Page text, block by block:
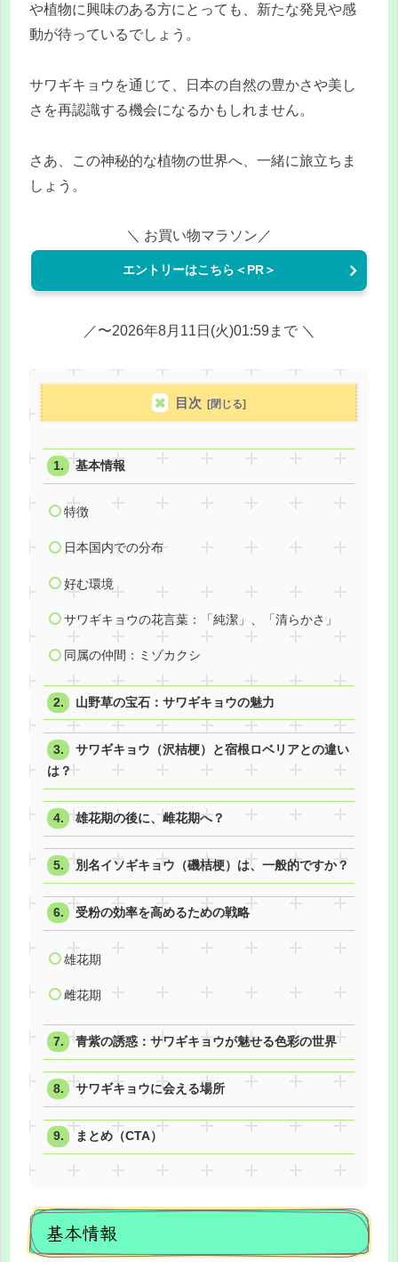
や植物に興味のある方にとっても、新たな発見や感
動が待っているでしょう。
サワギキョウを通じて、日本の自然の豊かさや美し
さを再認識する機会になるかもしれません。
さあ、この神秘的な植物の世界へ、一緒に旅立ちま
しょう。
＼ お買い物マラソン／
エントリーはこちら＜PR＞
／〜2026年8月11日(火)01:59まで ＼
目次
基本情報
特徴
日本国内での分布
好む環境
サワギキョウの花言葉：「純潔」、「清らかさ」
同属の仲間：ミゾカクシ
山野草の宝石：サワギキョウの魅力
サワギキョウ（沢桔梗）と宿根ロベリアとの違い
は？
雄花期の後に、雌花期へ？
別名イソギキョウ（磯桔梗）は、一般的ですか？
受粉の効率を高めるための戦略
雄花期
雌花期
青紫の誘惑：サワギキョウが魅せる色彩の世界
サワギキョウに会える場所
まとめ（CTA）
基本情報